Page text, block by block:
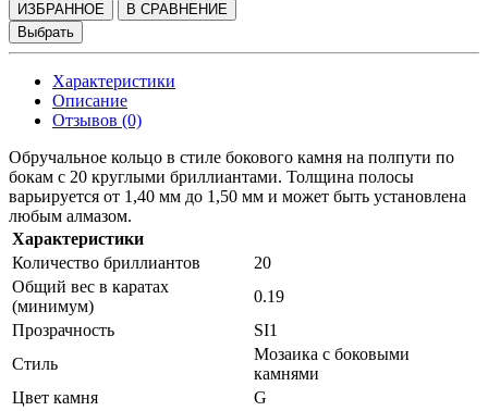
ИЗБРАННОЕ
В СРАВНЕНИЕ
Выбрать
Характеристики
Описание
Отзывов (0)
Обручальное кольцо в стиле бокового камня на полпути по
бокам с 20 круглыми бриллиантами. Толщина полосы
варьируется от 1,40 мм до 1,50 мм и может быть установлена ​​
любым алмазом.
Характеристики
Количество бриллиантов
20
Общий вес в каратах
(минимум)
0.19
Прозрачность
SI1
Стиль
Мозаика с боковыми
камнями
Цвет камня
G